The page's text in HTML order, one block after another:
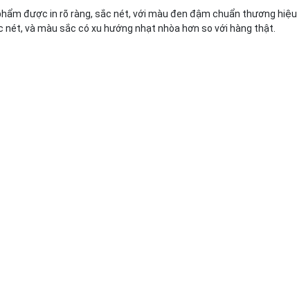
được in rõ ràng, sắc nét, với màu đen đậm chuẩn thương hiệu.
và màu sắc có xu hướng nhạt nhòa hơn so với hàng thật.